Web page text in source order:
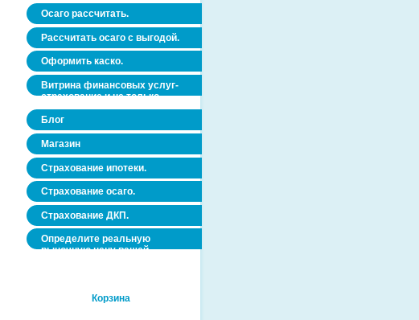
Осаго рассчитать.
Рассчитать осаго с выгодой.
Оформить каско.
Витрина финансовых услуг-
страхование и не только.
Блог
Магазин
Страхование ипотеки.
Страхование осаго.
Страхование ДКП.
Определите реальную
рыночную цену вашей
Корзина